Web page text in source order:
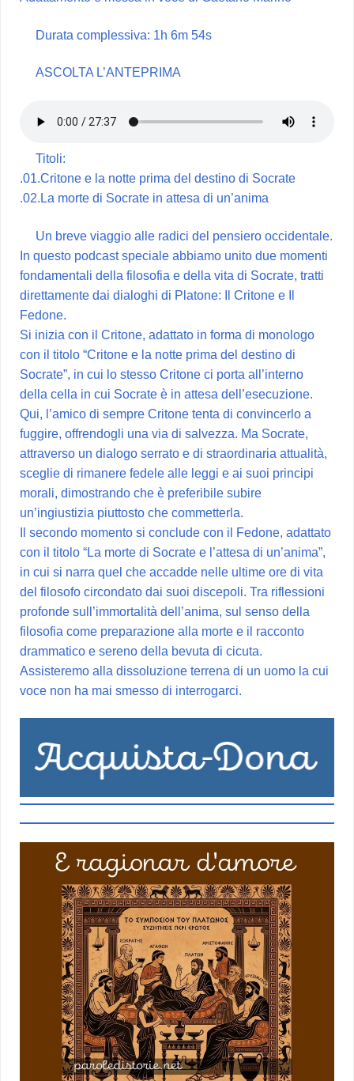
Durata complessiva: 1h 6m 54s
ASCOLTA L’ANTEPRIMA
Titoli:
.01.Critone e la notte prima del destino di Socrate
.02.La morte di Socrate in attesa di un’anima
Un breve viaggio alle radici del pensiero occidentale.
In questo podcast speciale abbiamo unito due momenti
fondamentali della filosofia e della vita di Socrate, tratti
direttamente dai dialoghi di Platone: Il Critone e Il
Fedone.
Si inizia con il Critone, adattato in forma di monologo
con il titolo “Critone e la notte prima del destino di
Socrate”, in cui lo stesso Critone ci porta all’interno
della cella in cui Socrate è in attesa dell’esecuzione.
Qui, l’amico di sempre Critone tenta di convincerlo a
fuggire, offrendogli una via di salvezza. Ma Socrate,
attraverso un dialogo serrato e di straordinaria attualità,
sceglie di rimanere fedele alle leggi e ai suoi principi
morali, dimostrando che è preferibile subire
un’ingiustizia piuttosto che commetterla.
Il secondo momento si conclude con il Fedone, adattato
con il titolo “La morte di Socrate e l’attesa di un’anima”,
in cui si narra quel che accadde nelle ultime ore di vita
del filosofo circondato dai suoi discepoli. Tra riflessioni
profonde sull’immortalità dell’anima, sul senso della
filosofia come preparazione alla morte e il racconto
drammatico e sereno della bevuta di cicuta.
Assisteremo alla dissoluzione terrena di un uomo la cui
voce non ha mai smesso di interrogarci.